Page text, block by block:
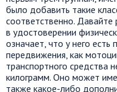
было добавить такие
соответственно. Давайте
в удостоверении
означает, что у него
передвижения, как
транспортного средства
килограмм. Оно может
также какое-либо